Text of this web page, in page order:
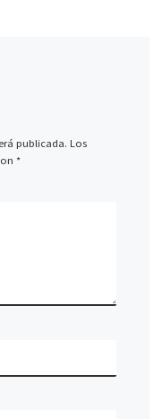
publicada. Los
*